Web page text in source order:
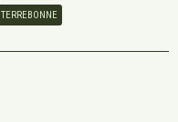
TERREBONNE